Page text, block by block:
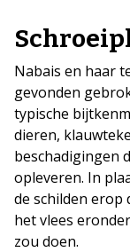
Nabais en haar
gevonden
typische
dieren,
beschadigingen
opleveren. In
de schilden erop
het vlees
zou doen.